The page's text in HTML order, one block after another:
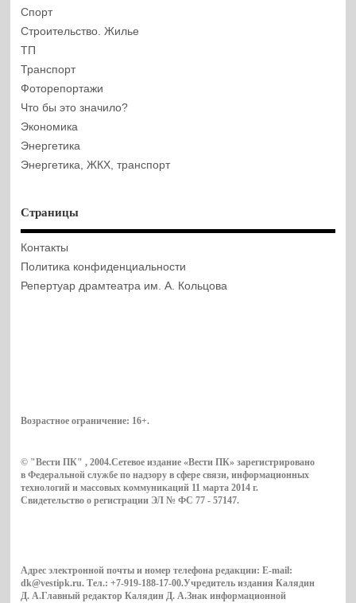
Спорт
Строительство. Жилье
ТП
Транспорт
Фоторепортажи
Что бы это значило?
Экономика
Энергетика
Энергетика, ЖКХ, транспорт
Страницы
Контакты
Политика конфиденциальности
Репертуар драмтеатра им. А. Кольцова
Возрастное ограничение: 16+.
© "Вести ПК" , 2004.Сетевое издание «Вести ПК» зарегистрировано
в Федеральной службе по надзору в сфере связи, информационных
технологий и массовых коммуникаций 11 марта 2014 г.
Свидетельство о регистрации ЭЛ № ФС 77 - 57147.
Адрес электронной почты и номер телефона редакции: E-mail:
dk@vestipk.ru. Тел.: +7-919-188-17-00.Учредитель издания Калядин
Д. А.Главный редактор Калядин Д. А.Знак информационной